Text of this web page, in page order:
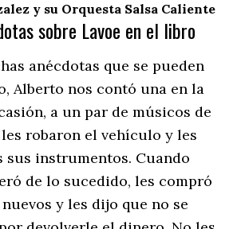
y su Orquesta Salsa Caliente
sobre Lavoe en el libro
anécdotas que se pueden
Alberto nos contó una en la
a un par de músicos de
robaron el vehículo y les
sus instrumentos. Cuando
de lo sucedido, les compró
y les dijo que no se